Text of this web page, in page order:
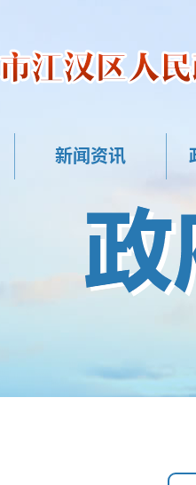
新闻资讯